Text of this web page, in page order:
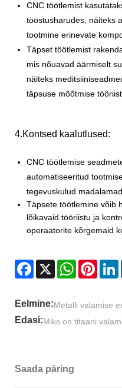
CNC töötlemist
tööstusharudes, näiteks
tootmine erinevate
Täpset töötlemist
mis nõuavad äärmiselt
näiteks
täpsuse mõõtmise
4.Kontsed kaalutlused:
CNC töötlemise
automatiseeritud
tegevuskulud
Täpsete töötlemine võib
lõikavaid tööriistu ja
operaatorite kõrgemaid
Facebook
X WhatsApp
Eelmine:Metalli valamise
Edasi:Miks on titaani
Saada päring